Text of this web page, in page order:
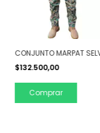
CONJUNTO MARPAT
$132.500,00
Comprar